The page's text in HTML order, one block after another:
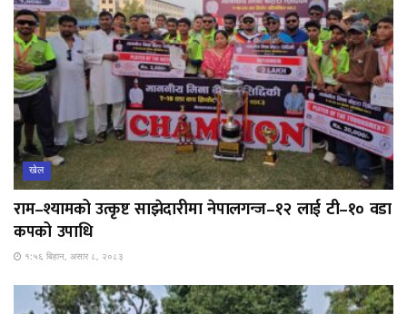
खेल
राम–श्यामको उत्कृष्ट साझेदारीमा नेपालगन्ज–१२ लाई टी–१० वडा
कपको उपाधि
१:५६ बिहान, असार ८, २०८३